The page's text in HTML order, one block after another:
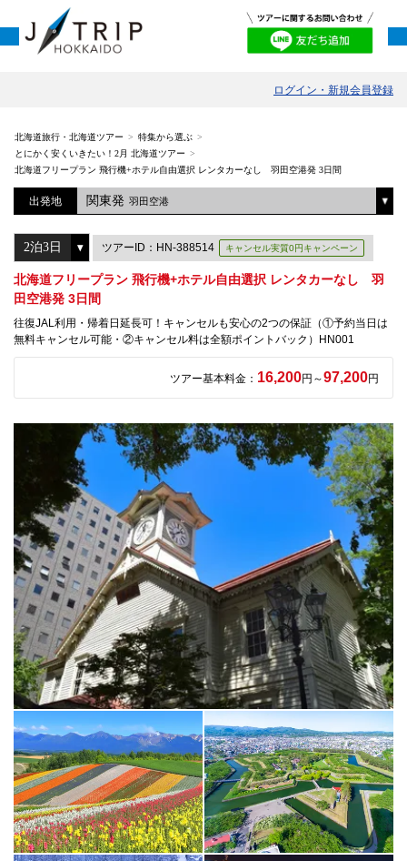
ログイン・新規会員登録
北海道旅行・北海道ツアー
特集から選ぶ
とにかく安くいきたい！2月 北海道ツアー
北海道フリープラン 飛行機+ホテル自由選択 レンタカーなし 羽田空港発 3日間
出発地 関東発 羽田空港
ツアーID：HN-388514 キャンセル実質0円キャンペーン
北海道フリープラン 飛行機+ホテル自由選択 レンタカーなし 羽
田空港発 3日間
往復JAL利用・帰着日延長可！キャンセルも安心の2つの保証（①予約当日は
無料キャンセル可能・②キャンセル料は全額ポイントバック）HN001
ツアー基本料金： 16,200円～97,200円